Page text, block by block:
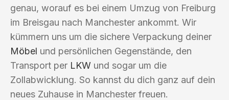
genau, worauf es bei einem Umzug von Freiburg
im Breisgau nach Manchester ankommt. Wir
kümmern uns um die sichere Verpackung deiner
Möbel und persönlichen Gegenstände, den
Transport per LKW und sogar um die
Zollabwicklung. So kannst du dich ganz auf dein
neues Zuhause in Manchester freuen.